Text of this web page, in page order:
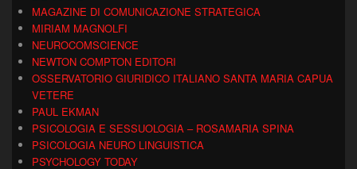
MAGAZINE DI COMUNICAZIONE STRATEGICA
MIRIAM MAGNOLFI
NEUROCOMSCIENCE
NEWTON COMPTON EDITORI
OSSERVATORIO GIURIDICO ITALIANO SANTA MARIA CAPUA
VETERE
PAUL EKMAN
PSICOLOGIA E SESSUOLOGIA – ROSAMARIA SPINA
PSICOLOGIA NEURO LINGUISTICA
PSYCHOLOGY TODAY